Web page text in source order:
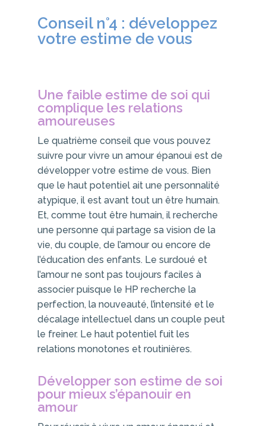
Conseil n°4 : développez
votre estime de vous
Une faible estime de soi qui
complique les relations
amoureuses
Le quatrième conseil que vous pouvez
suivre pour vivre un amour épanoui est de
développer votre estime de vous. Bien
que le haut potentiel ait une personnalité
atypique, il est avant tout un être humain.
Et, comme tout être humain, il recherche
une personne qui partage sa vision de la
vie, du couple, de l’amour ou encore de
l’éducation des enfants. Le surdoué et
l’amour ne sont pas toujours faciles à
associer puisque le HP recherche la
perfection, la nouveauté, l’intensité et le
décalage intellectuel dans un couple peut
le freiner. Le haut potentiel fuit les
relations monotones et routinières.
Développer son estime de soi
pour mieux s’épanouir en
amour